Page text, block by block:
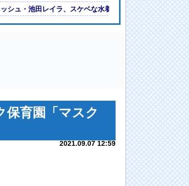
ッシュ・池田レイラ、スケベな水着写真集を発売する
育園「マスク
2021.09.07 12:59